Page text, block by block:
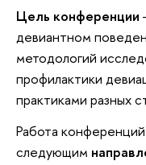
Цель конференции
девиантном
методологий
профилактики
практиками разных
Работа
следующим